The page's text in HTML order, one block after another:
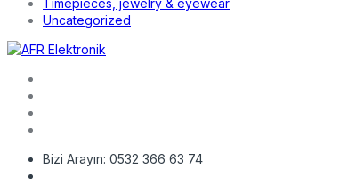
Timepieces, jewelry & eyewear
Uncategorized
Bizi Arayın: 0532 366 63 74